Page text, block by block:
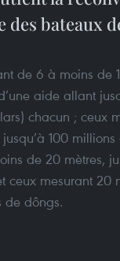
des bateaux
de 6 à moins de
aide allant
chacun ; ceux
100
de 20 mètres,
ceux mesurant 20
de dôngs.